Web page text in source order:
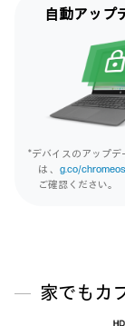
自動アップ
*デバイスのアップデ
は 、 g.co/
ご確認ください。
家でもカ